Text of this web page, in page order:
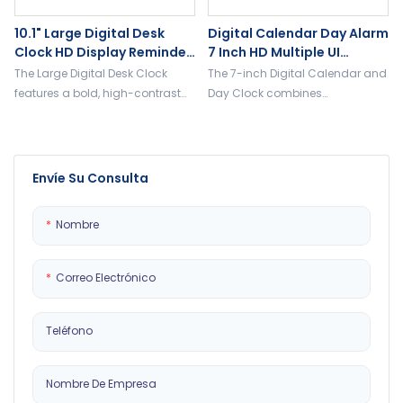
Envíe Su Consulta
Nombre
Correo Electrónico
Teléfono
Nombre De Empresa
10.1" Large Digital Desk
Clock HD Display Reminder
Function Easy Use For
Home
The Large Digital Desk Clock
features a bold, high-contrast
functions like alarm, calendar,
and temperature display, it's
and optional brightness
daily essential
Digital Calendar Day Alarm
7 Inch HD Multiple UI
Interfaces Voice
Broadcast For Drug
The 7-inch Digital Calendar and
Day Clock combines
and day of the week, it helps you